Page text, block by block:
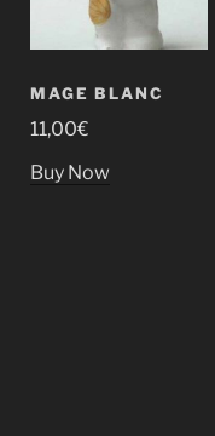
MAGE BLANC
11,00€
Buy Now